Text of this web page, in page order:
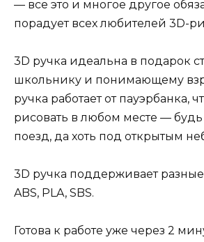
— все это и многое другое
порадует всех любителей 3D-
3D ручка идеальна в подарок
школьнику и понимающему
ручка работает от пауэрбанка,
рисовать в любом месте — будь
поезд, да хоть под открытым
3D ручка поддерживает
ABS, PLA, SBS.
Готова к работе уже через 2